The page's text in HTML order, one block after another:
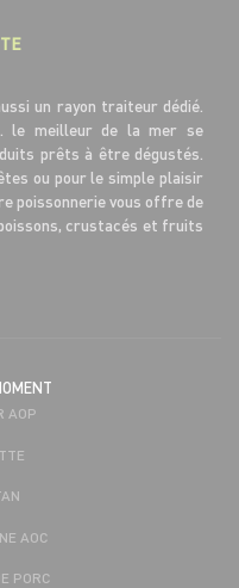
un rayon traiteur dédié.
le meilleur de la mer se
prêts à être dégustés.
ou pour le simple plaisir
poissonnerie vous offre de
crustacés et fruits
AOP
AOC
PORC